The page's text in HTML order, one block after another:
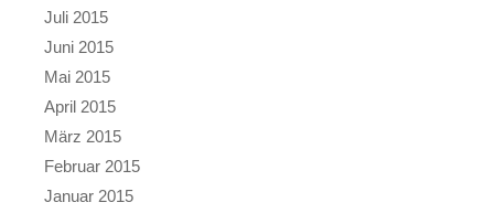
Juli 2015
Juni 2015
Mai 2015
April 2015
März 2015
Februar 2015
Januar 2015